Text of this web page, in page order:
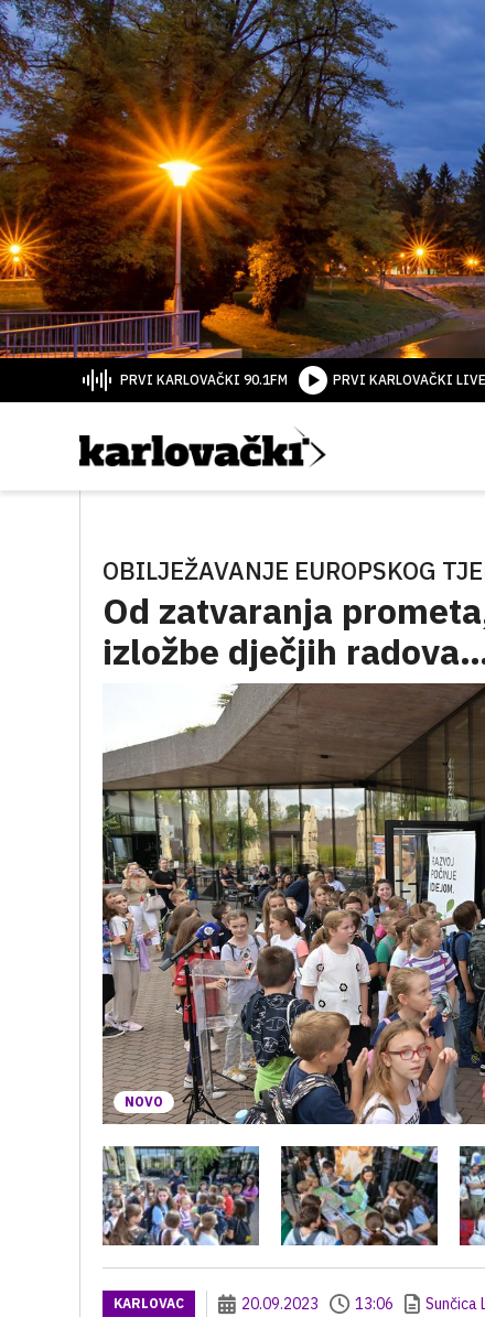
PRVI KARLOVAČKI 90.1FM PRVI KARLOVAČKI
OBILJEŽAVANJE EUROPSKOG
Od zatvaranja
izložbe dječjih
NOVO
KARLOVAC 20.09.2023 13:06 Sunčica